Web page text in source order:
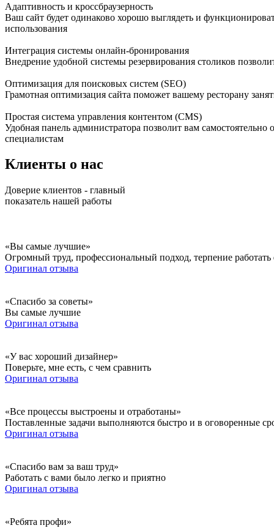
Адаптивность и кроссбраузерность
Ваш сайт будет одинаково хорошо выглядеть и
использования
Интеграция системы онлайн-бронирования
Внедрение удобной системы резервирования столиков
Оптимизация для поисковых систем (SEO)
Грамотная оптимизация сайта поможет вашему ресторану
Простая система управления контентом (CMS)
Удобная панель администратора позволит вам
специалистам
Клиенты о нас
Доверие клиентов - главный
показатель нашей работы
«Вы самые лучшие»
Огромный труд, профессиональный подход, терпение работать
Оригинал отзыва
«Спасибо за советы»
Вы самые лучшие
Оригинал отзыва
«У вас хороший дизайнер»
Поверьте, мне есть, с чем сравнить
Оригинал отзыва
«Все процессы выстроены и отработаны»
Поставленные задачи выполняются быстро и в оговоренные
Оригинал отзыва
«Спасибо вам за ваш труд»
Работать с вами было легко и приятно
Оригинал отзыва
«Ребята профи»